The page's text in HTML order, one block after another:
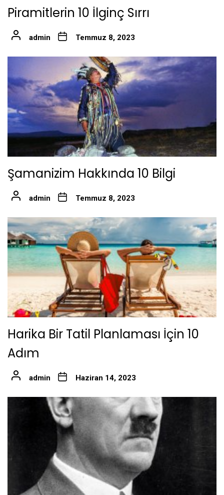
Piramitlerin 10 İlginç Sırrı
admin Temmuz 8, 2023
Şamanizim Hakkında 10 Bilgi
admin Temmuz 8, 2023
Harika Bir Tatil Planlaması İçin 10
Adım
admin Haziran 14, 2023